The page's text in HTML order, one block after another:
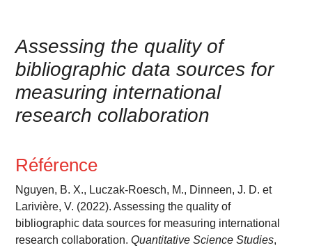
Assessing the quality of
bibliographic data sources for
measuring international
research collaboration
Référence
Nguyen, B. X., Luczak-Roesch, M., Dinneen, J. D. et
Larivière, V. (2022). Assessing the quality of
bibliographic data sources for measuring international
research collaboration.Quantitative Science Studies,